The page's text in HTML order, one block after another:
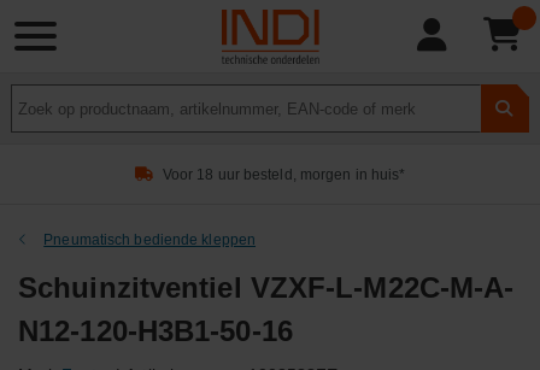
Voor 18 uur besteld, morgen in huis*
Pneumatisch bediende kleppen
Schuinzitventiel VZXF-L-M22C-M-A-
N12-120-H3B1-50-16